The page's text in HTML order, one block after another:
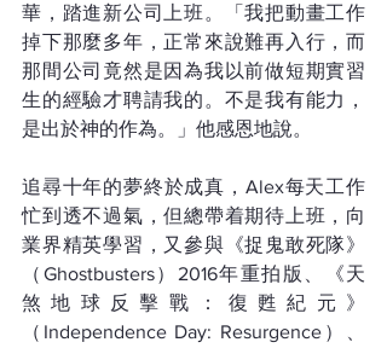
華，踏進新公司上班。「我把動畫工作
掉下那麼多年，正常來說難再入行，而
那間公司竟然是因為我以前做短期實習
生的經驗才聘請我的。不是我有能力，
是出於神的作為。」他感恩地說。
追尋十年的夢終於成真，Alex每天工作
忙到透不過氣，但總帶着期待上班，向
業界精英學習，又參與《捉鬼敢死隊》
（Ghostbusters）2016年重拍版、《天
煞地球反擊戰：復甦紀元》
（Independence Day: Resurgence）、